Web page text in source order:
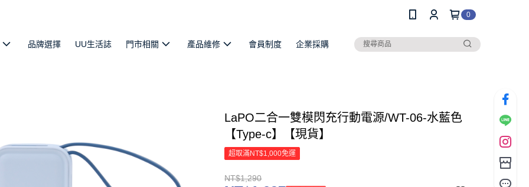
0
品牌選擇 UU生活誌 門市相關 產品維修 會員制度 企業採購
LaPO二合一雙模閃充行動電源/WT-06-水藍色
【Type-c】【現貨】
超取滿NT$1,000免運
NT$1,290